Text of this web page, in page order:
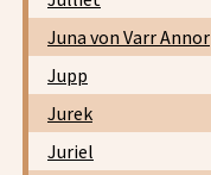
Juna von Varr Annor
Jupp
Jurek
Juriel